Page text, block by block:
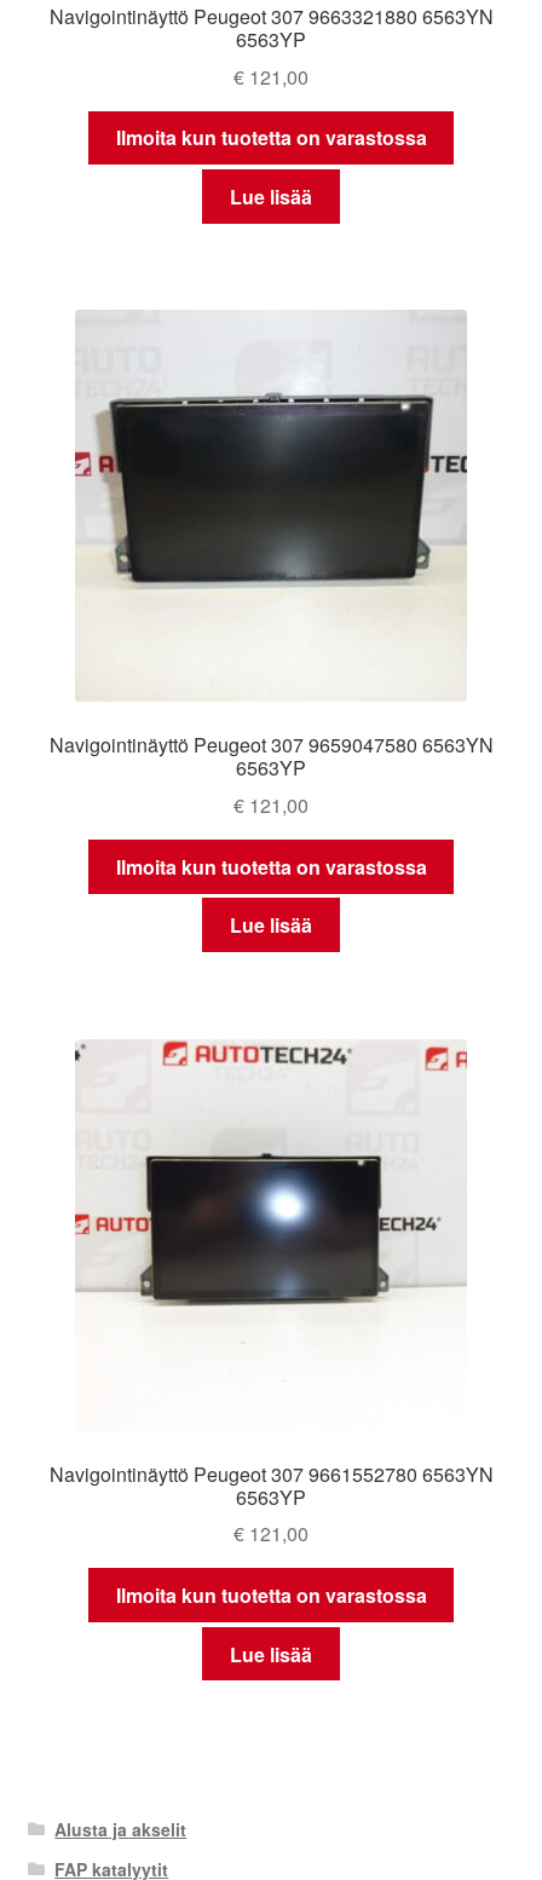
Navigointinäyttö Peugeot 307 9663321880 6563YN
6563YP
€ 121,00
Ilmoita kun tuotetta on varastossa
Lue lisää
Navigointinäyttö Peugeot 307 9659047580 6563YN
6563YP
€ 121,00
Ilmoita kun tuotetta on varastossa
Lue lisää
Navigointinäyttö Peugeot 307 9661552780 6563YN
6563YP
€ 121,00
Ilmoita kun tuotetta on varastossa
Lue lisää
Alusta ja akselit
FAP katalyytit